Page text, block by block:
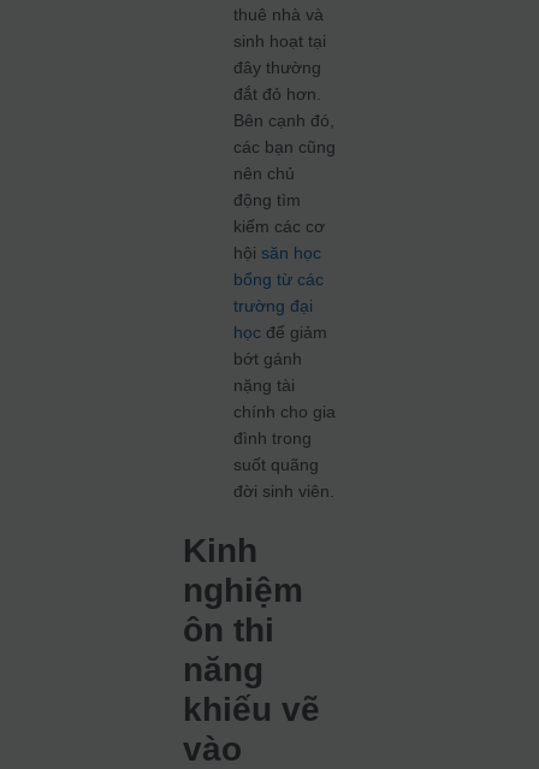
thuê nhà và
sinh hoạt tại
đây thường
đắt đỏ hơn.
Bên cạnh đó,
các bạn cũng
nên chủ
động tìm
kiếm các cơ
hộisăn học
bổng từ các
trường đại
học để giảm
bớt gánh
nặng tài
chính cho gia
đình trong
suốt quãng
đời sinh viên.
Kinh
nghiệm
ôn thi
năng
khiếu vẽ
vào